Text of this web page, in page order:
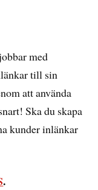
med
till sin
att använda
Ska du skapa
kunder inlänkar
.